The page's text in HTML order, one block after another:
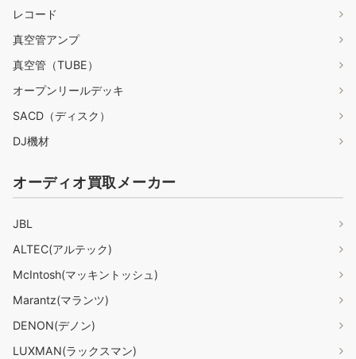
レコード
真空管アンプ
真空管（TUBE）
オープンリールデッキ
SACD（ディスク）
DJ機材
オーディオ買取メーカー
JBL
ALTEC(アルテック)
McIntosh(マッキントッシュ)
Marantz(マランツ)
DENON(デノン)
LUXMAN(ラックスマン)